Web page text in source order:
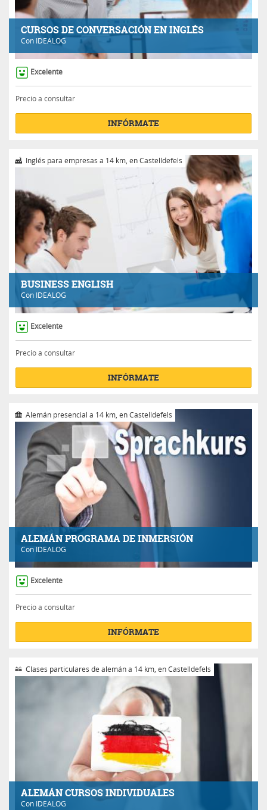
CURSOS DE CONVERSACIÓN EN INGLÉS
Con IDEALOG
Excelente
Precio a consultar
INFÓRMATE
BUSINESS ENGLISH
Con IDEALOG
Inglés para empresas a 14 km, en Castelldefels
Excelente
Precio a consultar
INFÓRMATE
ALEMÁN PROGRAMA DE INMERSIÓN
Con IDEALOG
Alemán presencial a 14 km, en Castelldefels
Excelente
Precio a consultar
INFÓRMATE
ALEMÁN CURSOS INDIVIDUALES
Con IDEALOG
Clases particulares de alemán a 14 km, en Castelldefels